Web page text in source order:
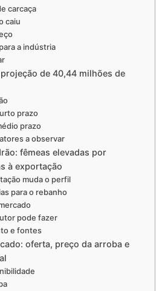
carcaça
caiu
a indústria
de 40,44 milhões de
prazo
prazo
a observar
fêmeas elevadas por
à exportação
muda o perfil
para o rebanho
pode fazer
e fontes
oferta, preço da arroba e